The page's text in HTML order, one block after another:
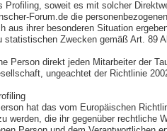
soweit es mit solcher
Forum.de die
ihrer besonderen Situation
Zwecken gemäß Art.
Person direkt jeden Mitarbeiter der
ungeachtet der Richtlinie
hat das vom Europäischen
die ihr gegenüber